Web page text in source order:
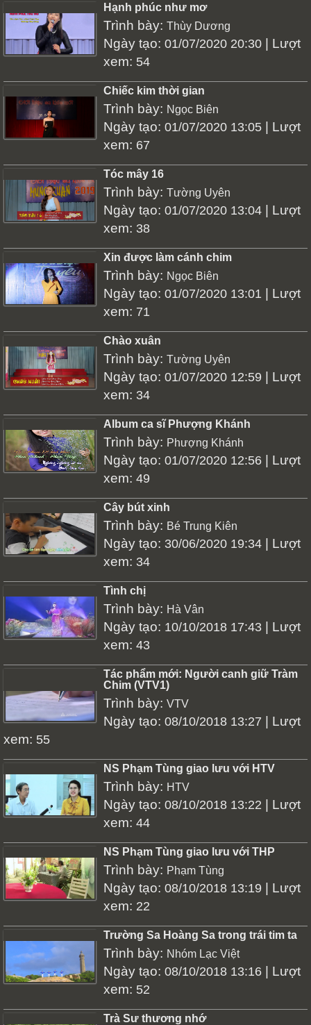
Hạnh phúc như mơ
Trình bày: Thùy Dương
Ngày tạo: 01/07/2020 20:30 | Lượt
xem: 54
Chiếc kim thời gian
Trình bày: Ngọc Biên
Ngày tạo: 01/07/2020 13:05 | Lượt
xem: 67
Tóc mây 16
Trình bày: Tường Uyên
Ngày tạo: 01/07/2020 13:04 | Lượt
xem: 38
Xin được làm cánh chim
Trình bày: Ngọc Biên
Ngày tạo: 01/07/2020 13:01 | Lượt
xem: 71
Chào xuân
Trình bày: Tường Uyên
Ngày tạo: 01/07/2020 12:59 | Lượt
xem: 34
Album ca sĩ Phượng Khánh
Trình bày: Phượng Khánh
Ngày tạo: 01/07/2020 12:56 | Lượt
xem: 49
Cây bút xinh
Trình bày: Bé Trung Kiên
Ngày tạo: 30/06/2020 19:34 | Lượt
xem: 34
Tình chị
Trình bày: Hà Vân
Ngày tạo: 10/10/2018 17:43 | Lượt
xem: 43
Tác phẩm mới: Người canh giữ Tràm
Chim (VTV1)
Trình bày: VTV
Ngày tạo: 08/10/2018 13:27 | Lượt
xem: 55
NS Phạm Tùng giao lưu với HTV
Trình bày: HTV
Ngày tạo: 08/10/2018 13:22 | Lượt
xem: 44
NS Phạm Tùng giao lưu với THP
Trình bày: Phạm Tùng
Ngày tạo: 08/10/2018 13:19 | Lượt
xem: 22
Trường Sa Hoàng Sa trong trái tim ta
Trình bày: Nhóm Lạc Việt
Ngày tạo: 08/10/2018 13:16 | Lượt
xem: 52
Trà Sư thương nhớ